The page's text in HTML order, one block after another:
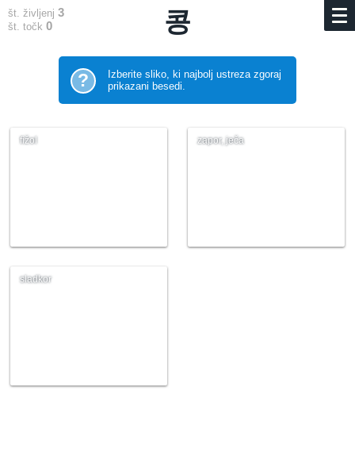
št. življenj 3
št. točk 0 콩
?
Izberite sliko, ki najbolj ustreza zgoraj
prikazani besedi.
fižol zapor, ječa
sladkor